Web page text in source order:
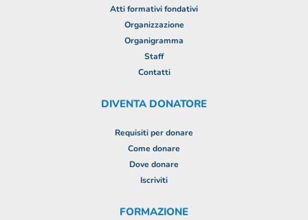
Atti formativi fondativi
Organizzazione
Organigramma
Staff
Contatti
DIVENTA DONATORE
Requisiti per donare
Come donare
Dove donare
Iscriviti
FORMAZIONE